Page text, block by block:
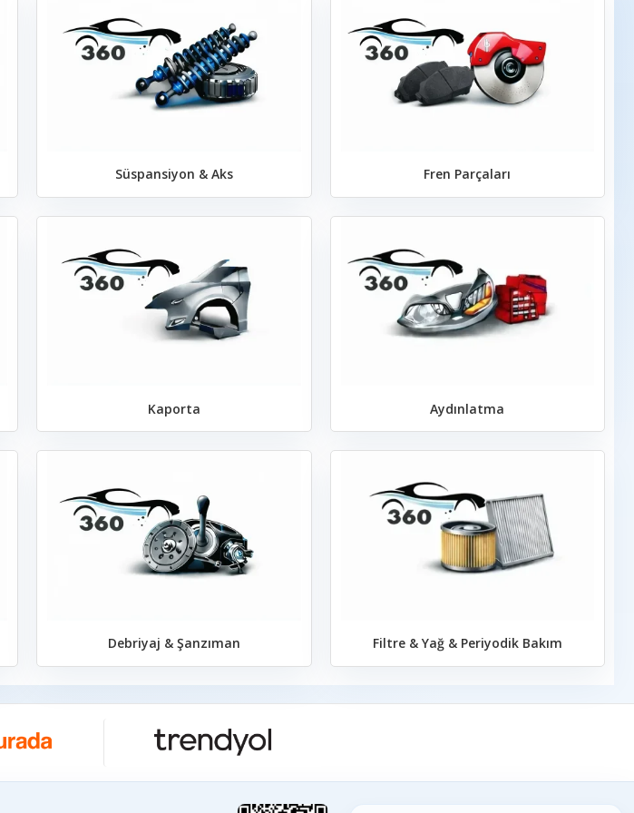
Süspansiyon & Aks Fren Parçaları
Kaporta Aydınlatma
Debriyaj & Şanzıman Filtre & Yağ & Periyodik Bakım